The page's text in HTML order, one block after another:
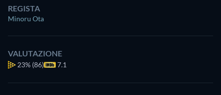
REGISTA
Minoru Ota
VALUTAZIONE
23% (86) 7.1